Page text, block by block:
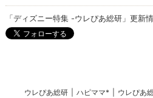
「ディズニー特集 -ウレぴあ総研」更新
ウレぴあ総研 ハピママ* ウレぴあ